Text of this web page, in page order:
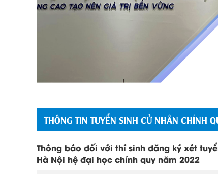
THÔNG TIN TUYỂN SINH CỬ NHÂN CHÍNH
Thông báo đối với thí sinh đăng ký xét
Hà Nội hệ đại học chính quy năm 2022